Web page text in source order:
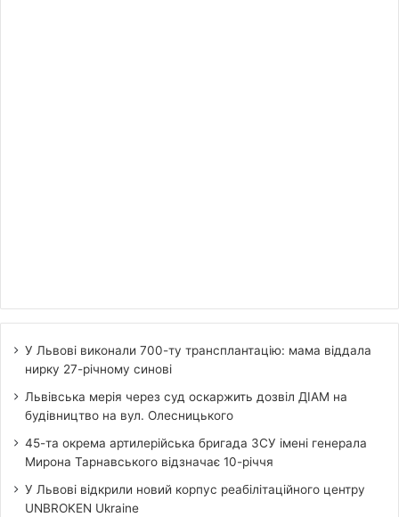
У Львові виконали 700-ту трансплантацію: мама віддала
нирку 27-річному синові
Львівська мерія через суд оскаржить дозвіл ДІАМ на
будівництво на вул. Олесницького
45-та окрема артилерійська бригада ЗСУ імені генерала
Мирона Тарнавського відзначає 10-річчя
У Львові відкрили новий корпус реабілітаційного центру
UNBROKEN Ukraine